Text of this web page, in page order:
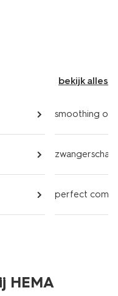
bekijk alles
smoothing
perfect
HEMA